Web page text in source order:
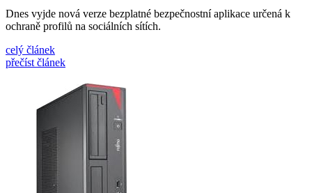
Dnes vyjde nová verze bezplatné bezpečnostní aplikace určená k
ochraně profilů na sociálních sítích.
celý článek
přečíst článek